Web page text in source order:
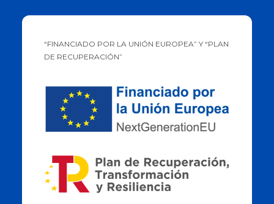
“FINANCIADO POR LA UNIÓN EUROPEA” Y “PLAN
DE RECUPERACIÓN”